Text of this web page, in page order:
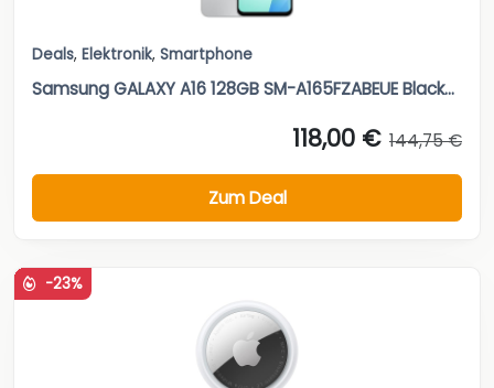
Deals, Elektronik, Smartphone
Samsung GALAXY A16 128GB SM-A165FZABEUE Black...
118,00 € 144,75 €
Zum Deal
-23%